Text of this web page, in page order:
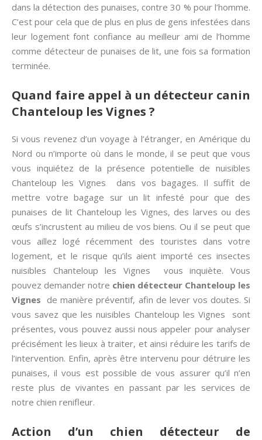
dans la détection des punaises, contre 30 % pour l’homme.
C’est pour cela que de plus en plus de gens infestées dans
leur logement font confiance au meilleur ami de l’homme
comme détecteur de punaises de lit, une fois sa formation
terminée.
Quand faire appel à un détecteur canin
Chanteloup les Vignes ?
Si vous revenez d’un voyage à l’étranger, en Amérique du
Nord ou n’importe où dans le monde, il se peut que vous
vous inquiétez de la présence potentielle de nuisibles
Chanteloup les Vignes dans vos bagages. Il suffit de
mettre votre bagage sur un lit infesté pour que des
punaises de lit Chanteloup les Vignes, des larves ou des
œufs s’incrustent au milieu de vos biens. Ou il se peut que
vous aillez logé récemment des touristes dans votre
logement, et le risque qu’ils aient importé ces insectes
nuisibles Chanteloup les Vignes vous inquiète. Vous
pouvez demander notre chien détecteur Chanteloup les
Vignes de manière préventif, afin de lever vos doutes. Si
vous savez que les nuisibles Chanteloup les Vignes sont
présentes, vous pouvez aussi nous appeler pour analyser
précisément les lieux à traiter, et ainsi réduire les tarifs de
l’intervention. Enfin, après être intervenu pour détruire les
punaises, il vous est possible de vous assurer qu’il n’en
reste plus de vivantes en passant par les services de
notre chien renifleur.
Action d’un chien détecteur de